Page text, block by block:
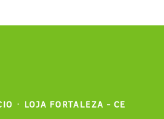
· LOJA FORTALEZA - CE